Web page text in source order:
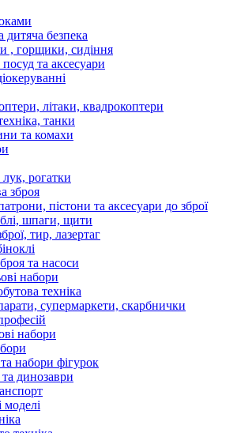
дитяча безпека
, горщики, сидіння
та аксесуари
літаки, квадрокоптери
танки
та комахи
рогатки
зброя
пістони та аксесуари до зброї
шпаги, щити
тир, лазертаг
та насоси
набори
техніка
супермаркети, скарбнички
набори
набори фігурок
динозаври
моделі